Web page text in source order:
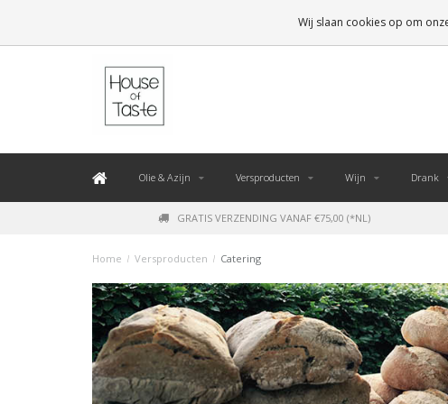
Olie & Azijn Versproducten Wijn Drank
GRATIS VERZENDING VANAF €75,00 (*NL)
Home / Versproducten / Catering
Wij slaan cookies op om